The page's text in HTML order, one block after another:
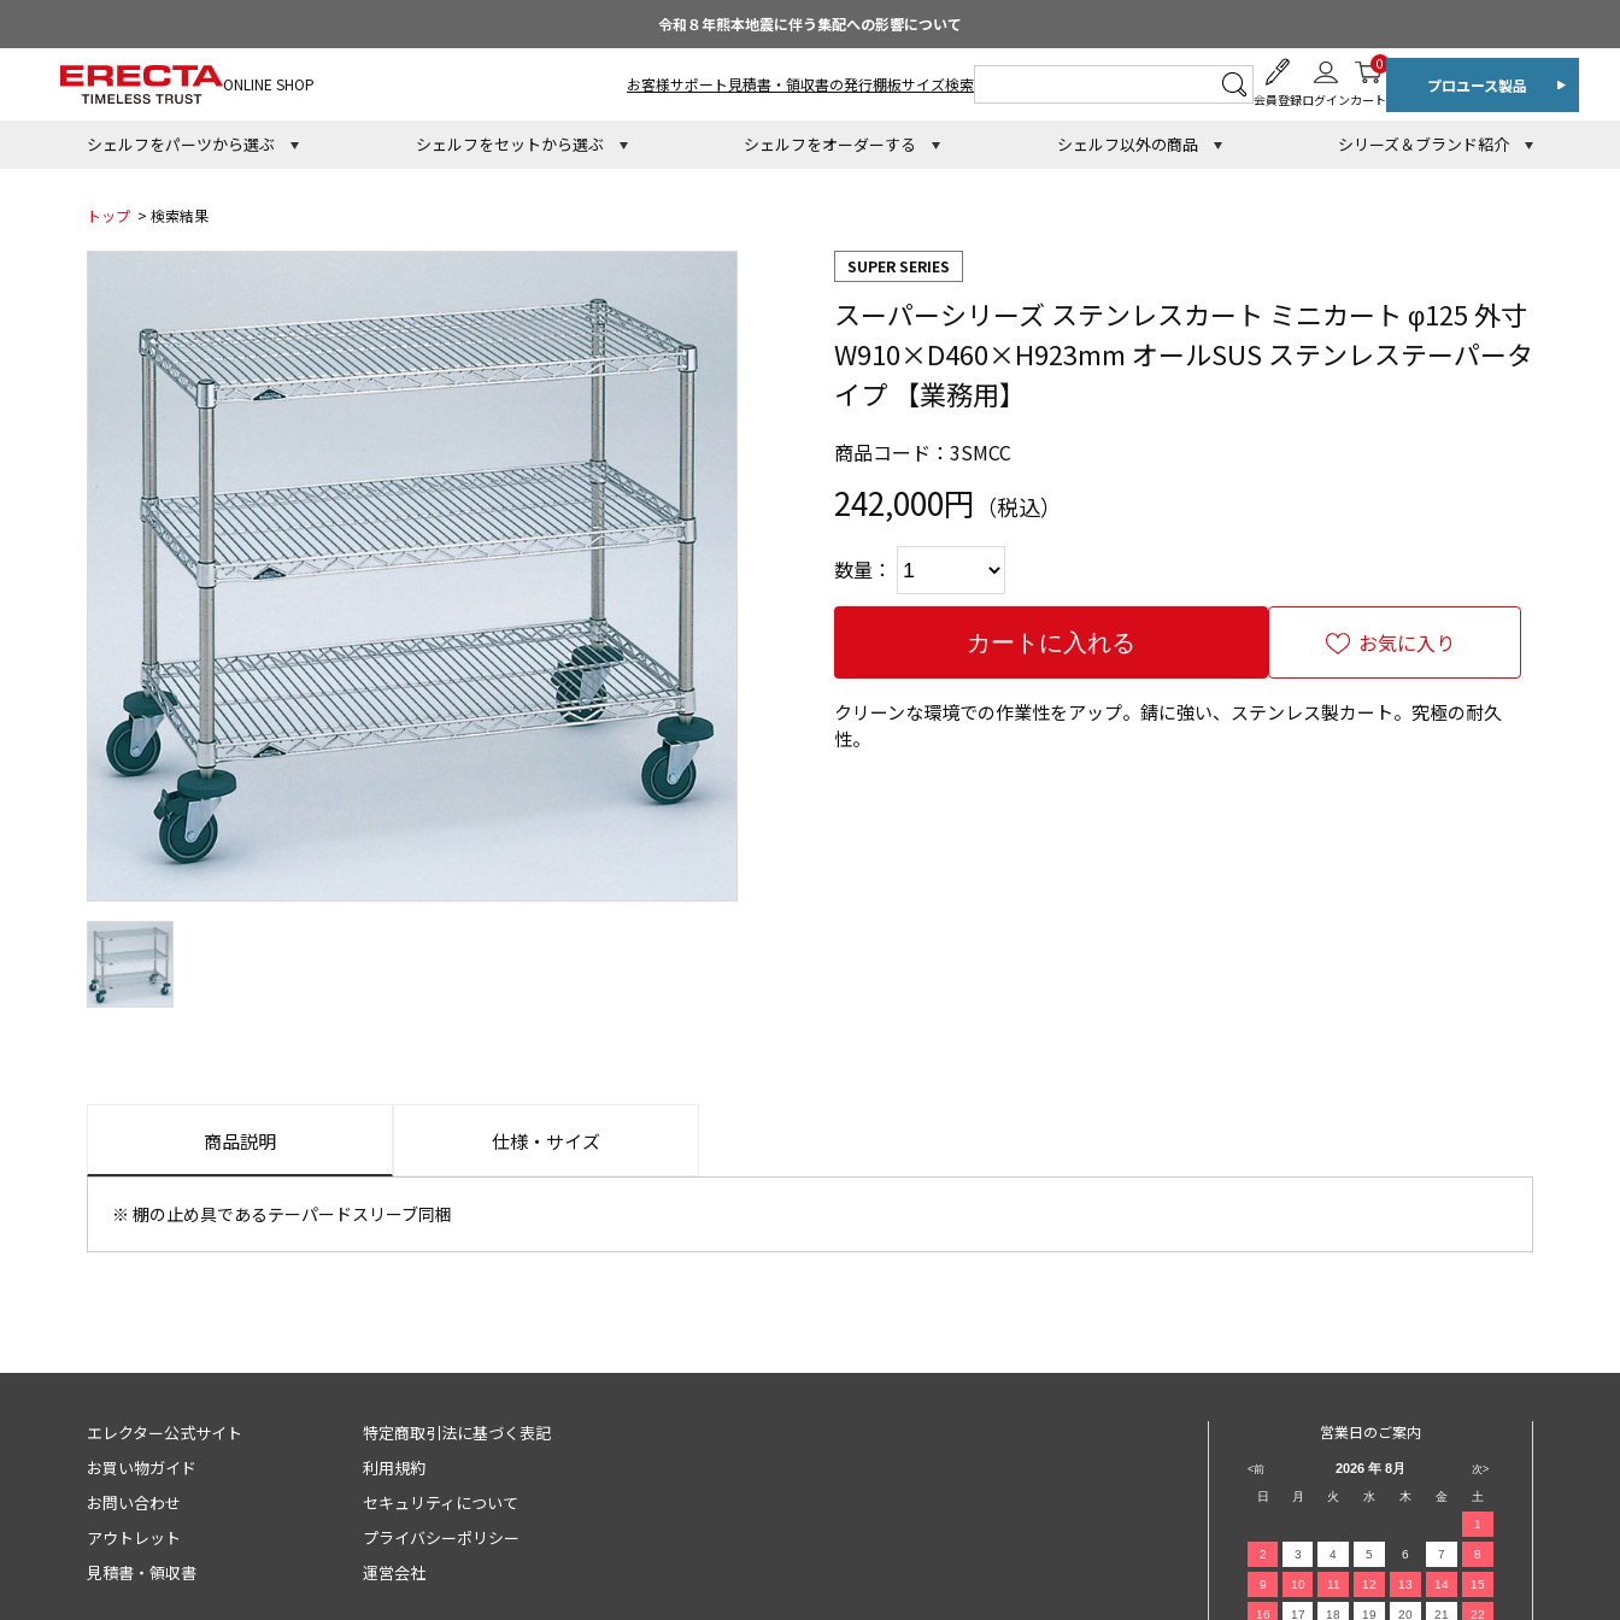
令和８年熊本地震に伴う集配への影響について
ONLINE SHOP お客様サポート 見積書・領収書の発行棚板サイズ検索
会員登録ログインカート
0
プロユース製品
シェルフをパーツから選ぶ シェルフをセットから選ぶ シェルフをオーダーする シェルフ以外の商品 シリーズ＆ブランド紹介
トップ > 検索結果
SUPER SERIES
スーパーシリーズ ステンレスカート ミニカート φ125 外寸
W910×D460×H923mm オールSUS ステンレステーパータ
イプ 【業務用】
商品コード：3SMCC
242,000円 （税込）
数量：
お気に入り
クリーンな環境での作業性をアップ。錆に強い、ステンレス製カート。究極の耐久
性。
商品説明 仕様・サイズ
※ 棚の止め具であるテーパードスリーブ同梱
エレクター公式サイト
お買い物ガイド
お問い合わせ
アウトレット
見積書・領収書
特定商取引法に基づく表記
利用規約
セキュリティについて
プライバシーポリシー
運営会社
営業日のご案内
<前 次>
2026 年 8月
日 月 火 水 木 金 土
1
2 3 4 5 6 7 8
9 10 11 12 13 14 15
16 17 18 19 20 21 22